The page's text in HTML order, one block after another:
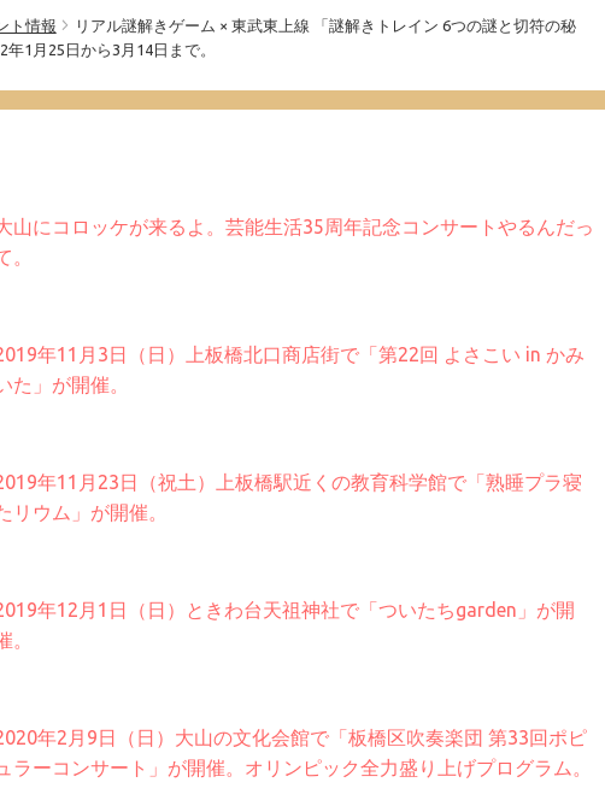
ト情報
リアル謎解きゲーム × 東武東上線 「謎解きトレイン 6つの謎と切符の秘
年1月25日から3月14日まで。
山にコロッケが来るよ。芸能生活35周年記念コンサートやるんだっ
。
年11月3日（日）上板橋北口商店街で「第22回 よさこい in かみ
た」が開催。
年11月23日（祝土）上板橋駅近くの教育科学館で「熟睡プラ寝
リウム」が開催。
年12月1日（日）ときわ台天祖神社で「ついたちgarden」が開
。
年2月9日（日）大山の文化会館で「板橋区吹奏楽団 第33回ポピ
ュラーコンサート」が開催。オリンピック全力盛り上げプログラム。